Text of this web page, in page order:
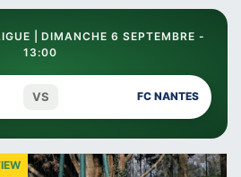
| DIMANCHE 6 SEPTEMBRE -
13:00
VS FC NANTES